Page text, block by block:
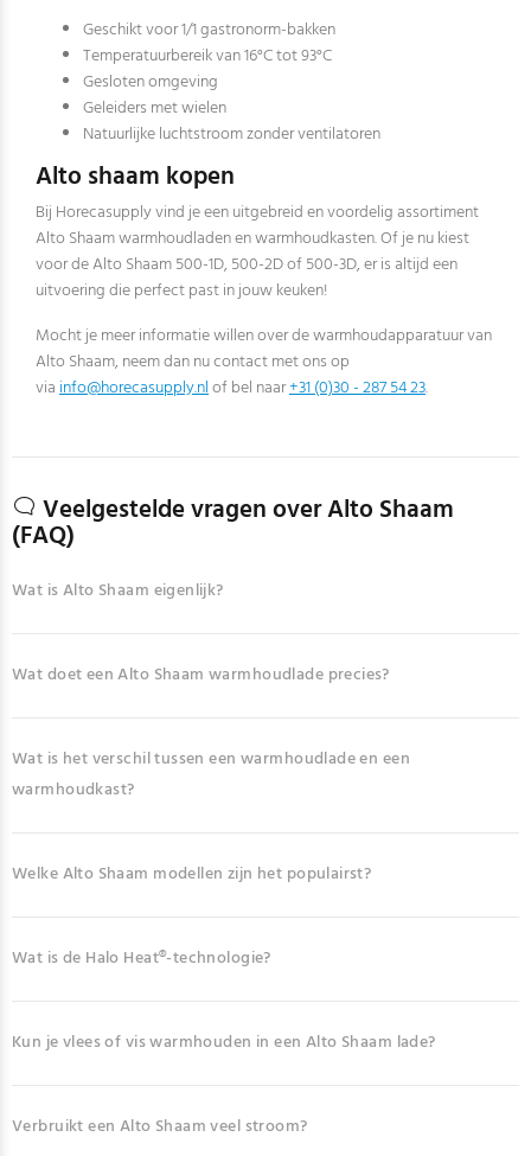
Geschikt voor 1/1 gastronorm-bakken
Temperatuurbereik van 16°C tot 93°C
Gesloten omgeving
Geleiders met wielen
Natuurlijke luchtstroom zonder ventilatoren
Alto shaam kopen
Bij Horecasupply vind je een uitgebreid en voordelig assortiment
Alto Shaam warmhoudladen en warmhoudkasten. Of je nu kiest
voor de Alto Shaam 500-1D, 500-2D of 500-3D, er is altijd een
uitvoering die perfect past in jouw keuken!
Mocht je meer informatie willen over de warmhoudapparatuur van
Alto Shaam, neem dan nu contact met ons op
viainfo@horecasupply.nlof bel naar+31 (0)30 - 287 54 23.
Veelgestelde vragen over Alto Shaam
(FAQ)
Wat is Alto Shaam eigenlijk?
Wat doet een Alto Shaam warmhoudlade precies?
Wat is het verschil tussen een warmhoudlade en een
warmhoudkast?
Welke Alto Shaam modellen zijn het populairst?
Wat is de Halo Heat®-technologie?
Kun je vlees of vis warmhouden in een Alto Shaam lade?
Verbruikt een Alto Shaam veel stroom?